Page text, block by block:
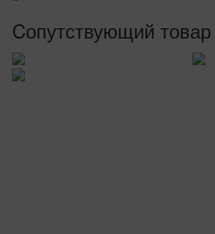
Cопутствующий товар